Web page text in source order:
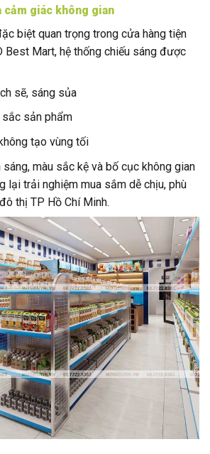
cảm giác không gian
biệt quan trọng trong cửa hàng tiện
Best Mart, hệ thống chiếu sáng được
sẽ, sáng sủa
sắc sản phẩm
tạo vùng tối
màu sắc kệ và bố cục không gian
lại trải nghiệm mua sắm dễ chịu, phù
thị TP Hồ Chí Minh.